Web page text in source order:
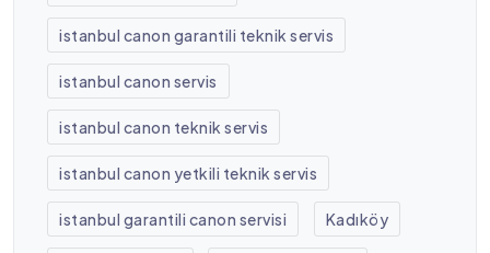
istanbul canon garantili teknik servis
istanbul canon servis
istanbul canon teknik servis
istanbul canon yetkili teknik servis
istanbul garantili canon servisi Kadıköy